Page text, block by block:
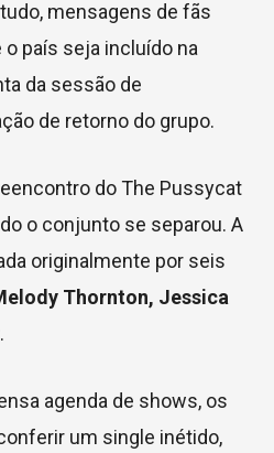
mensagens de fãs
país seja incluído na
da sessão de
de retorno do grupo.
do The Pussycat
o conjunto se separou. A
originalmente por seis
Thornton, Jessica
.
agenda de shows, os
um single inétido,